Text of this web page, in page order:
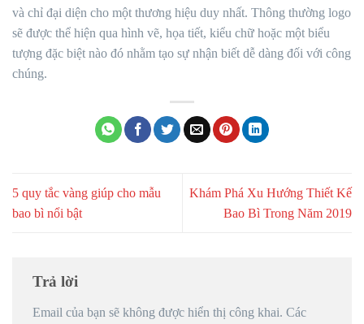
và chỉ đại diện cho một thương hiệu duy nhất. Thông thường logo
sẽ được thể hiện qua hình vẽ, họa tiết, kiểu chữ hoặc một biểu
tượng đặc biệt nào đó nhằm tạo sự nhận biết dễ dàng đối với công
chúng.
5 quy tắc vàng giúp cho mẫu
bao bì nổi bật
Khám Phá Xu Hướng Thiết Kế
Bao Bì Trong Năm 2019
Trả lời
Email của bạn sẽ không được hiển thị công khai. Các